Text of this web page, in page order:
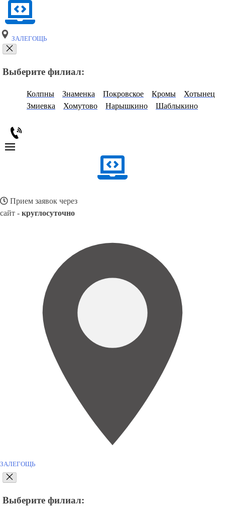
ЗАЛЕГОЩЬ
Выберите филиал:
Колпны Знаменка Покровское Кромы
Хотынец
Змиевка
Хомутово Нарышкино Шаблыкино
Прием заявок через
сайт - круглосуточно
ЗАЛЕГОЩЬ
Выберите филиал: